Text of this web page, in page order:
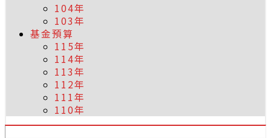
104年
103年
基金預算
115年
114年
113年
112年
111年
110年